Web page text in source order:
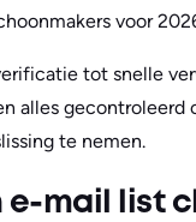
voor
tot snelle
alles gecontroleerd
te nemen.
e-mail list